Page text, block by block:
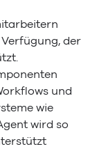
der
und
wie
wird so